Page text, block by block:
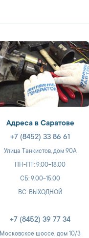
Адреса в Саратове
+7 (8452) 33 86 61
Улица Танкистов, дом 90А
ПН-ПТ: 9.00-18.00
СБ: 9.00-15.00
ВС: ВЫХОДНОЙ
+7 (8452) 39 77 34
Московское шоссе, дом 10/3